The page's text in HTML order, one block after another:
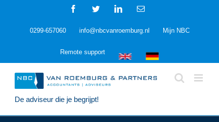
FacebookTwitterLinkedInE-
0299-657060 info@nbcvanroemburg.nl Mijn NBC
Remote support
De adviseur die je begrijpt!